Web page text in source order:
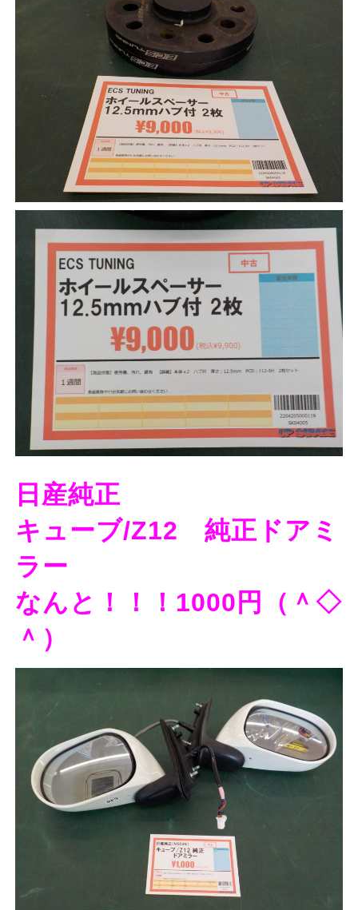
日産純正
キューブ/Z12 純正ドアミ
ラー
なんと！！！1000円（＾◇
＾）